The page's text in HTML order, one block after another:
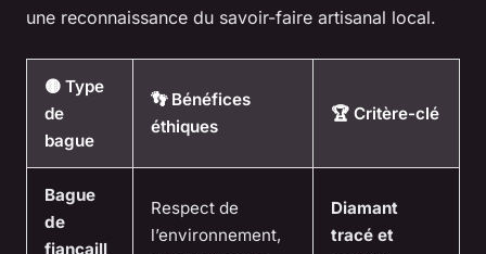
une reconnaissance du savoir-faire artisanal local.
🟡 Type
de
bague
👣 Bénéfices
éthiques
🏆 Critère-clé
Bague
de
fiançaill
Respect de
l’environnement,
Diamant
tracé et